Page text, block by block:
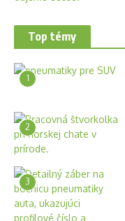
Top témy
1
2
3